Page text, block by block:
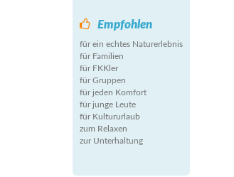
Empfohlen
für ein echtes Naturerlebnis
für Familien
für FKKler
für Gruppen
für jeden Komfort
für junge Leute
für Kultururlaub
zum Relaxen
zur Unterhaltung